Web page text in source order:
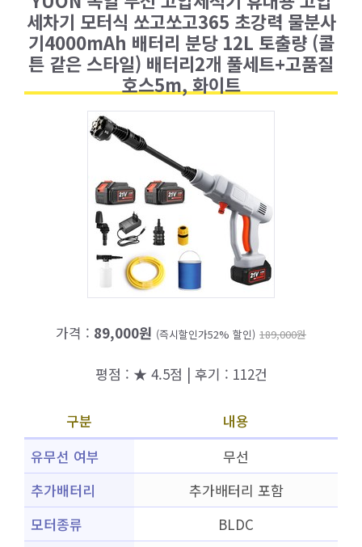
세차기 모터식 쏘고쏘고365 초강력 물분사
기4000mAh 배터리 분당 12L 토출량 (콜
튼 같은 스타일) 배터리2개 풀세트+고품질
호스5m, 화이트
가격 : 89,000원 (즉시할인가52% 할인) 189,000원
평점 : ★ 4.5점 | 후기 : 112건
구분
내용
유무선 여부
무선
추가배터리
추가배터리 포함
모터종류
BLDC